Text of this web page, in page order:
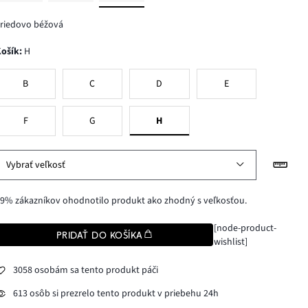
béžová
Košík: H
B C D E
F G H
Vybrať veľkosť
zákazníkov ohodnotilo produkt ako zhodný s veľkosťou.
PRIDAŤ DO KOŠÍKA
[node-product-
wishlist]
3058 osobám sa tento produkt páči
613 osôb si prezrelo tento produkt v priebehu 24h